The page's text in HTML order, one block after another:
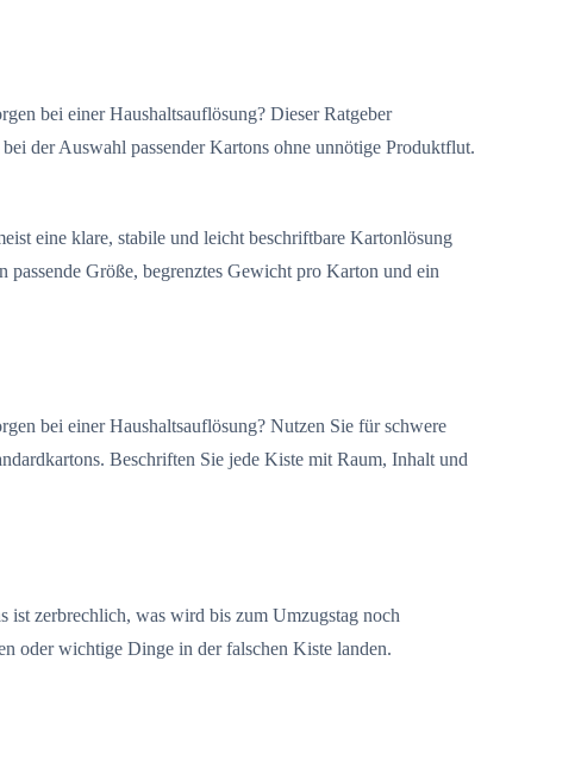
bei einer Haushaltsauflösung? Dieser Ratgeber
der Auswahl passender Kartons ohne unnötige Produktflut.
eine klare, stabile und leicht beschriftbare Kartonlösung
Größe, begrenztes Gewicht pro Karton und ein
bei einer Haushaltsauflösung? Nutzen Sie für schwere
Beschriften Sie jede Kiste mit Raum, Inhalt und
ist zerbrechlich, was wird bis zum Umzugstag noch
oder wichtige Dinge in der falschen Kiste landen.